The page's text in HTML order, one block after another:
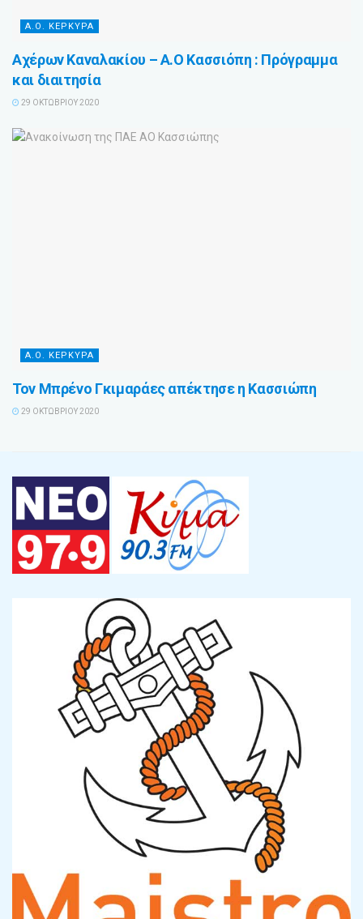
Α.Ο. ΚΕΡΚΥΡΑ
Αχέρων Καναλακίου – Α.Ο Κασσιόπη : Πρόγραμμα
και διαιτησία
29 ΟΚΤΩΒΡΊΟΥ 2020
Α.Ο. ΚΕΡΚΥΡΑ
Τον Μπρένο Γκιμαράες απέκτησε η Κασσιώπη
29 ΟΚΤΩΒΡΊΟΥ 2020